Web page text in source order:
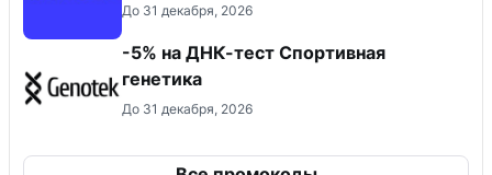
До 31 декабря, 2026
-5% на ДНК-тест Спортивная
генетика
До 31 декабря, 2026